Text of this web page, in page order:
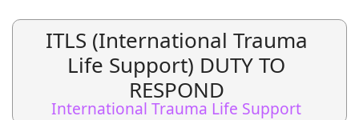
ITLS (International Trauma
Life Support) DUTY TO
RESPOND
International Trauma Life Support